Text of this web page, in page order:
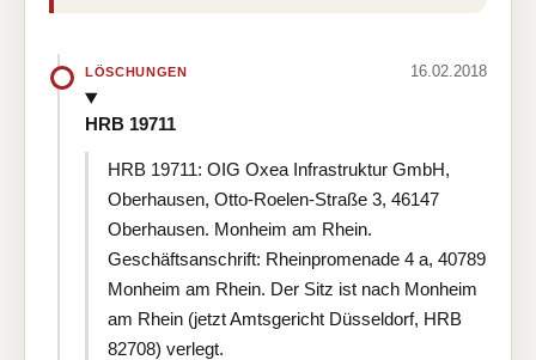
LÖSCHUNGEN 16.02.2018
HRB 19711
HRB 19711: OIG Oxea Infrastruktur GmbH,
Oberhausen, Otto-Roelen-Straße 3, 46147
Oberhausen. Monheim am Rhein.
Geschäftsanschrift: Rheinpromenade 4 a, 40789
Monheim am Rhein. Der Sitz ist nach Monheim
am Rhein (jetzt Amtsgericht Düsseldorf, HRB
82708) verlegt.